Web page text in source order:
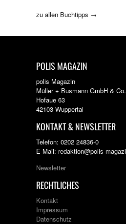
zu allen Buchtipps →
POLIS MAGAZIN
polis Magazin
Müller + Busmann GmbH &
Hofaue 63
42103 Wuppertal
KONTAKT & NEWSLETTER
Telefon: 0202 24836-0
E-Mail: redaktion@polis-
Newsletter
RECHTLICHES
Kontakt
Impressum
Datenschutz